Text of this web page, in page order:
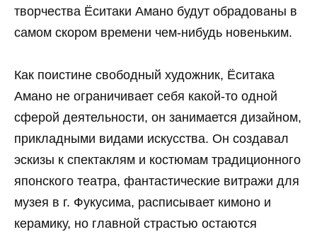
творчества Ёситаки Амано будут обрадованы в
самом скором времени чем-нибудь новеньким.
Как поистине свободный художник, Ёситака
Амано не ограничивает себя какой-то одной
сферой деятельности, он занимается дизайном,
прикладными видами искусства. Он создавал
эскизы к спектаклям и костюмам традиционного
японского театра, фантастические витражи для
музея в г. Фукусима, расписывает кимоно и
керамику, но главной страстью остаются